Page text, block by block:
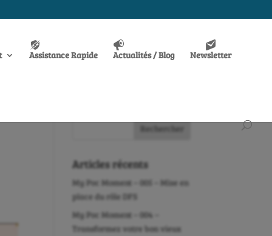
Assistance Rapide Actualités / Blog Newsletter
Articles récents
My Poc Moment – 005 – Mise en
place du rôle DFS
My Poc Moment – 004 –
Transformez votre bon vieux